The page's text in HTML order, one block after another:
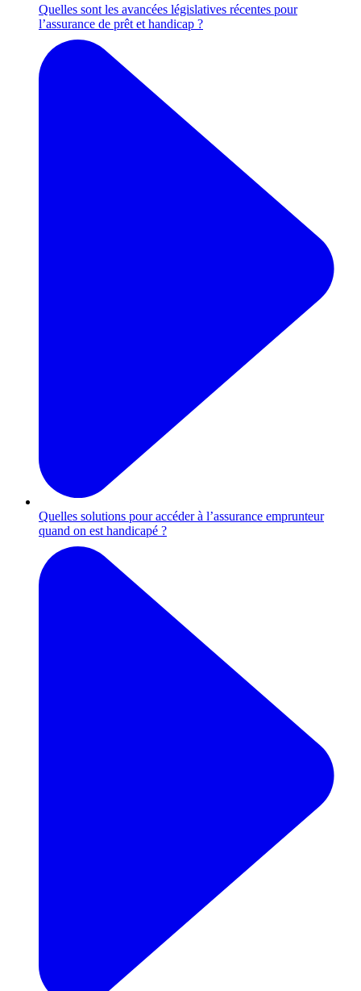
Quelles sont les avancées législatives récentes pour
l’assurance de prêt et handicap ?
Quelles solutions pour accéder à l’assurance emprunteur
quand on est handicapé ?